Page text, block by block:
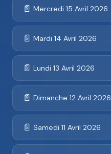
📄 Mercredi 15 Avril 2026
📄 Mardi 14 Avril 2026
📄 Lundi 13 Avril 2026
📄 Dimanche 12 Avril 2026
📄 Samedi 11 Avril 2026